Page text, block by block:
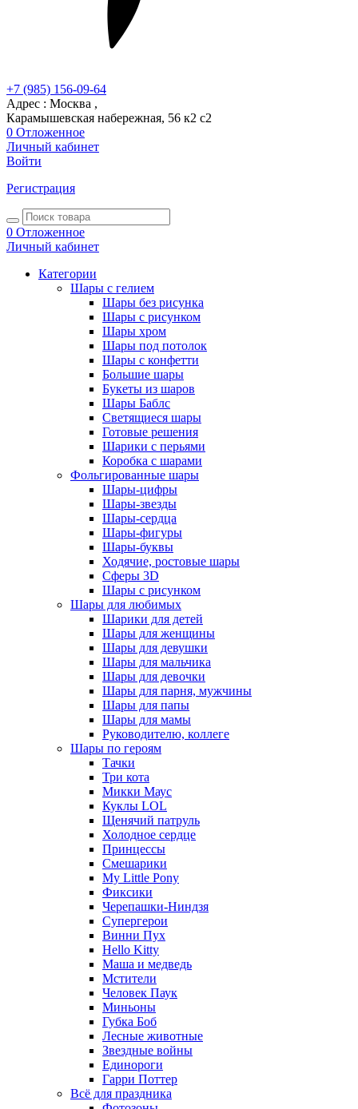
+7 (985) 156-09-64
Адрес : Москва ,
Карамышевская набережная, 56 к2 с2
0 Отложенное
Личный кабинет
Войти
Регистрация
0 Отложенное
Личный кабинет
Категории
Шары с гелием
Шары без рисунка
Шары с рисунком
Шары хром
Шары под потолок
Шары с конфетти
Большие шары
Букеты из шаров
Шары Баблс
Светящиеся шары
Готовые решения
Шарики с перьями
Коробка с шарами
Фольгированные шары
Шары-цифры
Шары-звезды
Шары-сердца
Шары-фигуры
Шары-буквы
Ходячие, ростовые шары
Сферы 3D
Шары с рисунком
Шары для любимых
Шарики для детей
Шары для женщины
Шары для девушки
Шары для мальчика
Шары для девочки
Шары для парня, мужчины
Шары для папы
Шары для мамы
Руководителю, коллеге
Шары по героям
Тачки
Три кота
Микки Маус
Куклы LOL
Щенячий патруль
Холодное сердце
Принцессы
Смешарики
My Little Pony
Фиксики
Черепашки-Ниндзя
Супергерои
Винни Пух
Hello Kitty
Маша и медведь
Мстители
Человек Паук
Миньоны
Губка Боб
Лесные животные
Звездные войны
Единороги
Гарри Поттер
Всё для праздника